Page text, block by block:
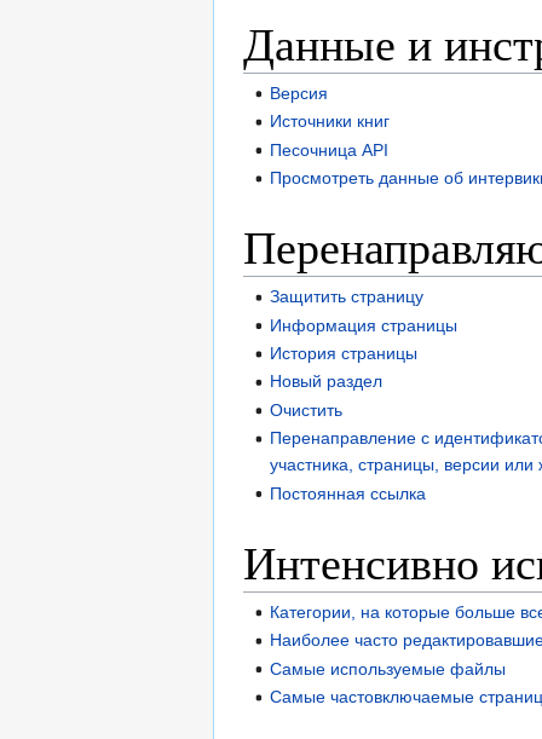
Данные и
Версия
Источники книг
Песочница API
Просмотреть данные об
Защитить страницу
Информация страницы
История страницы
Новый раздел
Очистить
Перенаправление с
участника, страницы, версии или
Постоянная ссылка
Интенсивно
Категории, на которые больше
Наиболее часто
Самые используемые файлы
Самые частовключаемые